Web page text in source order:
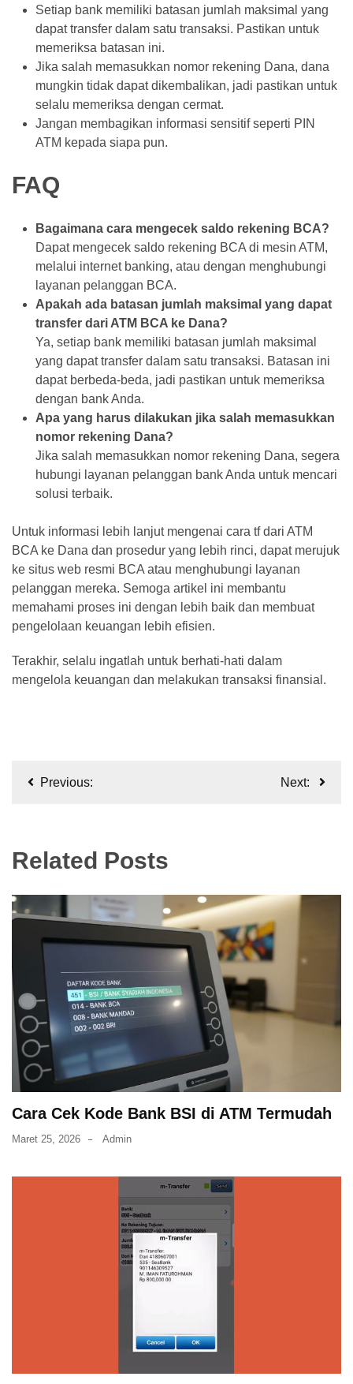
Setiap bank memiliki batasan jumlah maksimal yang
dapat transfer dalam satu transaksi. Pastikan untuk
memeriksa batasan ini.
Jika salah memasukkan nomor rekening Dana, dana
mungkin tidak dapat dikembalikan, jadi pastikan untuk
selalu memeriksa dengan cermat.
Jangan membagikan informasi sensitif seperti PIN
ATM kepada siapa pun.
FAQ
Bagaimana cara mengecek saldo rekening BCA?
Dapat mengecek saldo rekening BCA di mesin ATM,
melalui internet banking, atau dengan menghubungi
layanan pelanggan BCA.
Apakah ada batasan jumlah maksimal yang dapat
transfer dari ATM BCA ke Dana?
Ya, setiap bank memiliki batasan jumlah maksimal
yang dapat transfer dalam satu transaksi. Batasan ini
dapat berbeda-beda, jadi pastikan untuk memeriksa
dengan bank Anda.
Apa yang harus dilakukan jika salah memasukkan
nomor rekening Dana?
Jika salah memasukkan nomor rekening Dana, segera
hubungi layanan pelanggan bank Anda untuk mencari
solusi terbaik.
Untuk informasi lebih lanjut mengenai cara tf dari ATM
BCA ke Dana dan prosedur yang lebih rinci, dapat merujuk
ke situs web resmi BCA atau menghubungi layanan
pelanggan mereka. Semoga artikel ini membantu
memahami proses ini dengan lebih baik dan membuat
pengelolaan keuangan lebih efisien.
Terakhir, selalu ingatlah untuk berhati-hati dalam
mengelola keuangan dan melakukan transaksi finansial.
Navigasi
Previous: Next:
Related Posts
Cara Cek Kode Bank BSI di ATM Termudah
Maret 25, 2026 Admin